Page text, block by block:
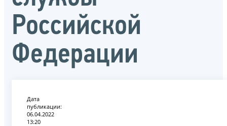
Российской
Федерации
Дата
публикации:
06.04.2022
13:20